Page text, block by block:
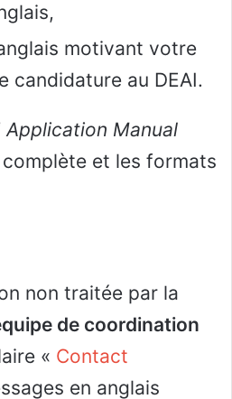
motivant votre
candidature au DEAI.
Application Manual
et les formats
non traitée par la
de coordination
« Contact
en anglais